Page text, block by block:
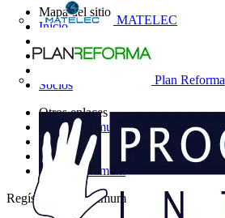
MATELEC
Plan Reforma
Mapa del sitio
Inicio
Academy
Socios
Otros enlaces
Sobre Voltimum
Contacto
Catálogos
Grupo Voltimum
Regístrate en Voltimum